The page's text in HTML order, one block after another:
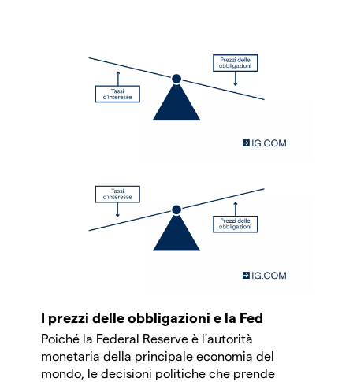
I prezzi delle obbligazioni e la Fed
Poiché la Federal Reserve è l'autorità
monetaria della principale economia del
mondo, le decisioni politiche che prende